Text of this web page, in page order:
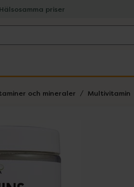
Hälsosamma priser
och mineraler Multivitamin